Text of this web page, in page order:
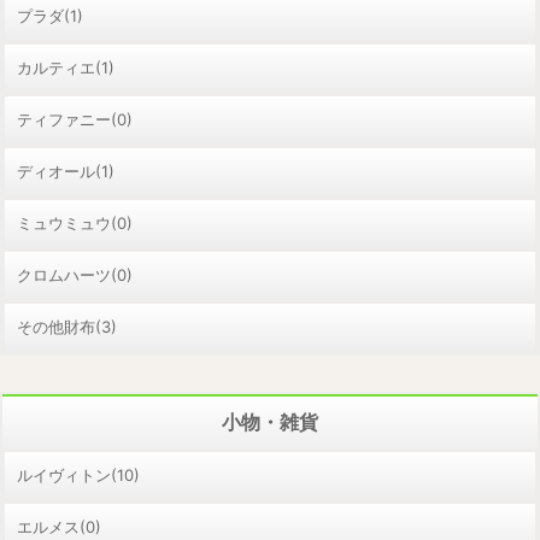
プラダ(1)
カルティエ(1)
ティファニー(0)
ディオール(1)
ミュウミュウ(0)
クロムハーツ(0)
その他財布(3)
小物・雑貨
ルイヴィトン(10)
エルメス(0)